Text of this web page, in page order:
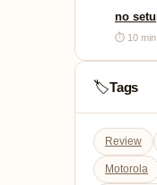
no
⏱ 10 min
🏷️Tags
Review
Motorola